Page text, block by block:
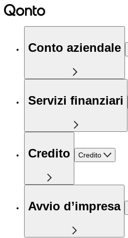
Conto aziendale
Servizi finanziari
Credito Credito
Avvio d’impresa